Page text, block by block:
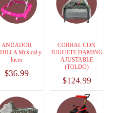
ANDADOR
Musical y
luces
$36.99
CORRAL CON
JUGUETE DAMING
AJUSTABLE
(TOLDO)
$124.99